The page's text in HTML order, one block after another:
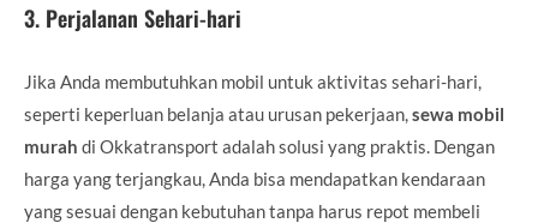
3. Perjalanan Sehari-hari
Jika Anda membutuhkan mobil untuk aktivitas sehari-hari,
seperti keperluan belanja atau urusan pekerjaan, sewa mobil
murah di Okkatransport adalah solusi yang praktis. Dengan
harga yang terjangkau, Anda bisa mendapatkan kendaraan
yang sesuai dengan kebutuhan tanpa harus repot membeli